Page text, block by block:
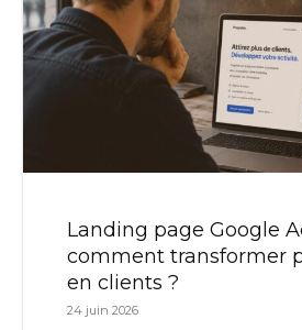
Landing page Google
comment transformer
en clients ?
24 juin 2026